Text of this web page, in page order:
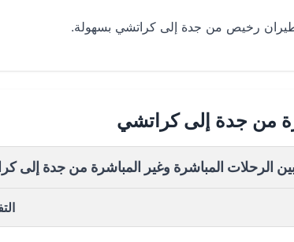
طيران رخيص من جدة إلى كراتشي بسهولة.
من جدة إلى كراتشي
الرحلات المباشرة وغير المباشرة من جدة إلى